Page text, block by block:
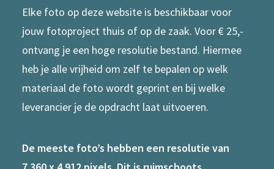
Elke foto op deze website is beschikbaar voor
jouw fotoproject thuis of op de zaak. Voor € 25,-
ontvang je een hoge resolutie bestand. Hiermee
heb je alle vrijheid om zelf te bepalen op welk
materiaal de foto wordt geprint en bij welke
leverancier je de opdracht laat uitvoeren.
De meeste foto’s hebben een resolutie van